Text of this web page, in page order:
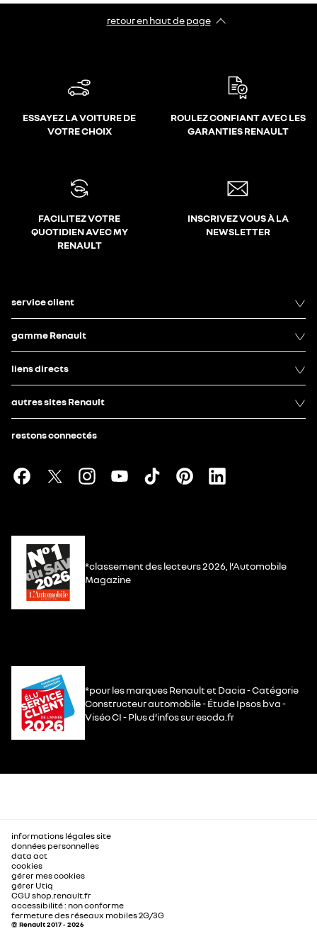
retour en haut de page​
ESSAYEZ LA VOITURE DE
VOTRE CHOIX
ROULEZ CONFIANT AVEC LES
GARANTIES RENAULT
FACILITEZ VOTRE
QUOTIDIEN AVEC MY
RENAULT
INSCRIVEZ VOUS À LA
NEWSLETTER
service client
gamme Renault
liens directs
autres sites Renault
restons connectés
*classement des lecteurs 2026, l’Automobile
Magazine
*pour les marques Renault et Dacia - Catégorie
Constructeur automobile - Étude Ipsos bva -
Viséo CI - Plus d’infos sur escda.fr
informations légales site
données personnelles
data act
cookies
gérer mes cookies
gérer Utiq
CGU shop.renault.fr
accessibilité : non conforme
fermeture des réseaux mobiles 2G/3G
© Renault 2017 - 2026